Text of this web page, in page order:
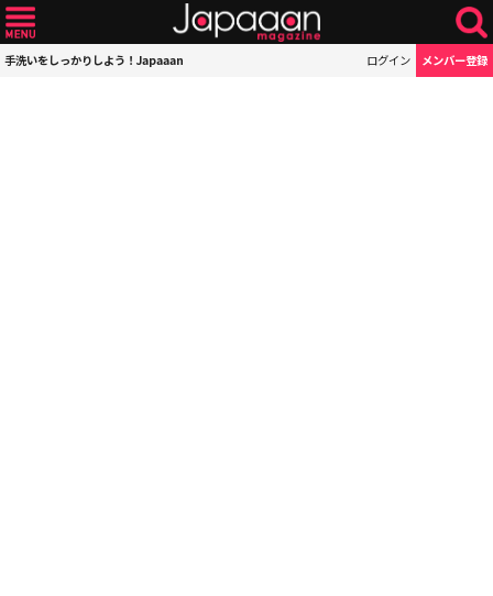
手洗いをしっかりしよう！Japaaan ログイン メンバー登録